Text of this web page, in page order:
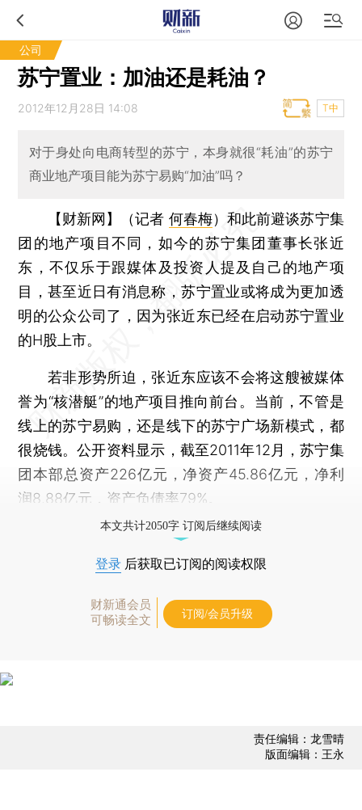
公司
苏宁置业：加油还是耗油？
2012年12月28日 14:08 T中
对于身处向电商转型的苏宁，本身就很“耗油”的苏宁
商业地产项目能为苏宁易购“加油”吗？
【财新网】（记者 何春梅） 和此前避谈苏宁集
团的地产项目不同，如今的苏宁集团董事长张近
东，不仅乐于跟媒体及投资人提及自己的地产项
目，甚至近日有消息称，苏宁置业或将成为更加透
明的公众公司了，因为张近东已经在启动苏宁置业
的H股上市。
若非形势所迫，张近东应该不会将这艘被媒体
誉为“核潜艇”的地产项目推向前台。当前，不管是
线上的苏宁易购，还是线下的苏宁广场新模式，都
很烧钱。公开资料显示，截至2011年12月，苏宁集
团本部总资产226亿元，净资产45.86亿元，净利
润8.88亿元，资产负债率79%。
本文共计2050字 订阅后继续阅读
登录 后获取已订阅的阅读权限
财新通会员
可畅读全文
订阅/会员升级
责任编辑：龙雪晴
版面编辑：王永